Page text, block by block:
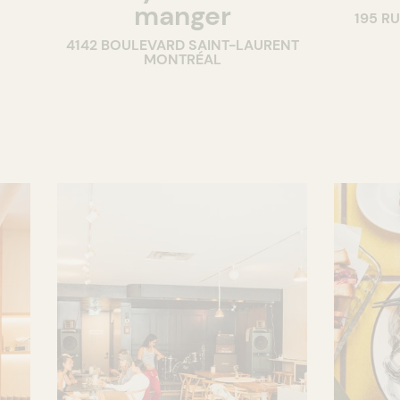
manger
4142 BOULEVARD SAINT-LAURENT
MONTRÉAL
195